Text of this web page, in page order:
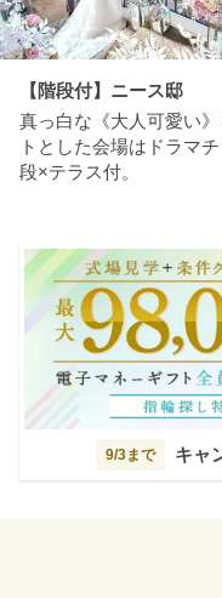
【階段付】ニース邸
真っ白な《大人可愛い
トとした会場はドラマ
段×テラス付。
9/3まで キャ